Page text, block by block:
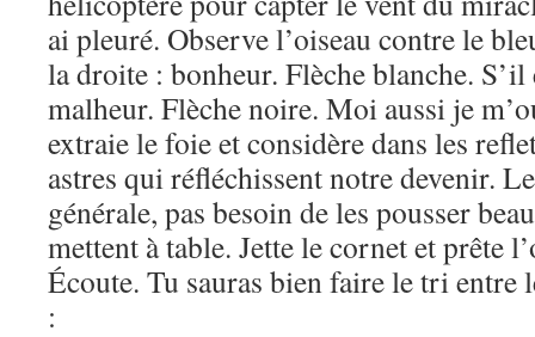
ai pleuré. Observe l’oiseau contre le
la droite : bonheur. Flèche blanche.
malheur. Flèche noire. Moi aussi je
extraie le foie et considère dans les
astres qui réfléchissent notre devenir.
générale, pas besoin de les pousser
mettent à table. Jette le cornet et prête
Écoute. Tu sauras bien faire le tri entre
: